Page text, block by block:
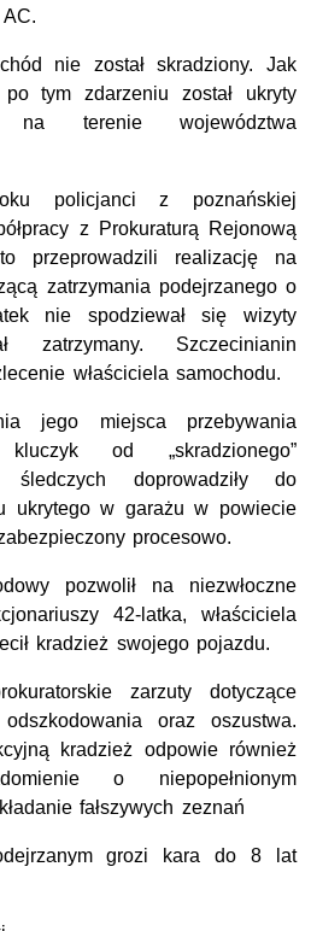
nie został skradziony. Jak
tym zdarzeniu został ukryty
na terenie województwa
policjanci z poznańskiej
z Prokuraturą Rejonową
przeprowadzili realizację na
zatrzymania podejrzanego o
nie spodziewał się wizyty
zatrzymany. Szczecinianin
właściciela samochodu.
jego miejsca przebywania
od „skradzionego”
śledczych doprowadziły do
ukrytego w garażu w powiecie
procesowo.
pozwolił na niezwłoczne
42-latka, właściciela
kradzież swojego pojazdu.
zarzuty dotyczące
odszkodowania oraz oszustwa.
kradzież odpowie również
o niepopełnionym
fałszywych zeznań
grozi kara do 8 lat